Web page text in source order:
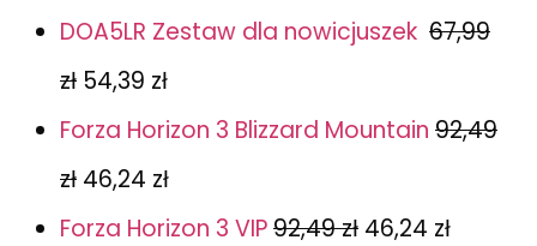
DOA5LR Zestaw dla nowicjuszek 67,99
zł 54,39 zł
Forza Horizon 3 Blizzard Mountain 92,49
zł 46,24 zł
Forza Horizon 3 VIP92,49 zł 46,24 zł